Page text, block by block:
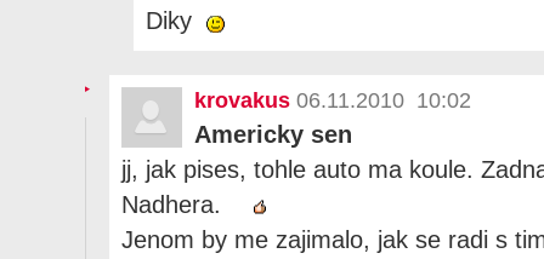
Diky
krovakus 06.11.2010 10:02
Americky sen
jj, jak pises, tohle auto ma koule.
Nadhera.
Jenom by me zajimalo, jak se radi s